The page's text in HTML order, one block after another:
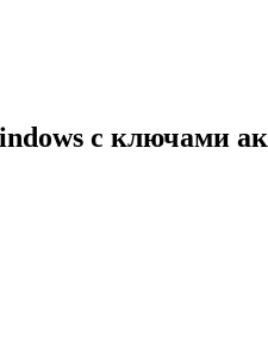
с ключами